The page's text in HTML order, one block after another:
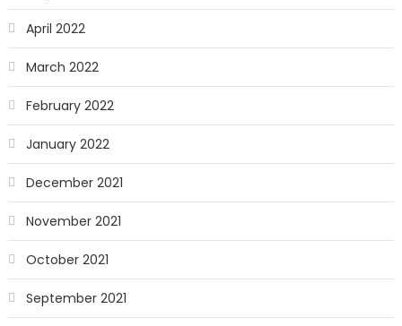
April 2022
March 2022
February 2022
January 2022
December 2021
November 2021
October 2021
September 2021